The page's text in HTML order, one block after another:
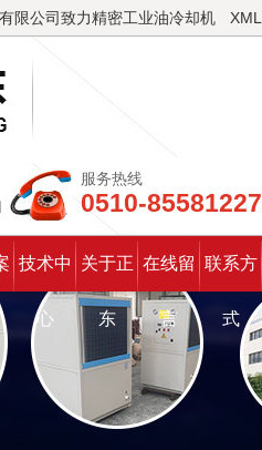
XML
限公司致力精密工业油冷却机
服务热线
0510-85581227
技术中
心
关于正
东
在线留
言
联系方
式